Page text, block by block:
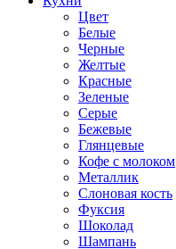
Цвет
Белые
Черные
Желтые
Красные
Зеленые
Серые
Бежевые
Глянцевые
Кофе с молоком
Металлик
Слоновая кость
Фуксия
Шоколад
Шампань